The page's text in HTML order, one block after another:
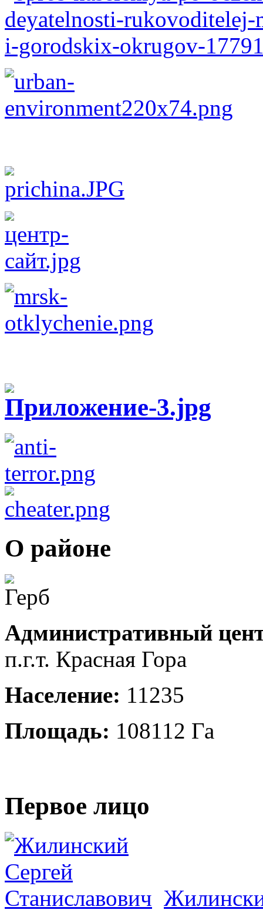
О районе
Административный
п.г.т. Красная Гора
Население: 11235
Площадь: 108112 Га
Первое лицо